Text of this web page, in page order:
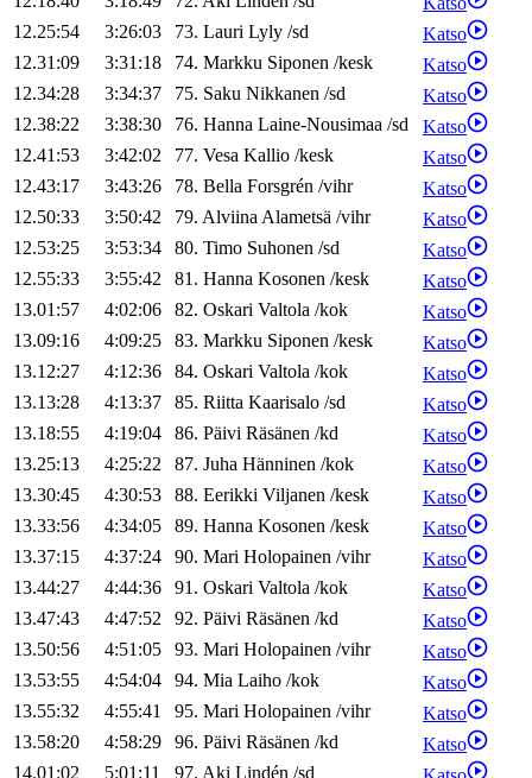
12.25:54
3:26:03 73. Lauri Lyly /sd
Katso
12.31:09
3:31:18 74. Markku Siponen /kesk
Katso
12.34:28
3:34:37 75. Saku Nikkanen /sd
Katso
12.38:22
3:38:30 76. Hanna Laine-Nousimaa /sd
Katso
12.41:53
3:42:02 77. Vesa Kallio /kesk
Katso
12.43:17
3:43:26 78. Bella Forsgrén /vihr
Katso
12.50:33
3:50:42 79. AlviinaAlametsä /vihr
Katso
12.53:25
3:53:34 80. Timo Suhonen /sd
Katso
12.55:33
3:55:42 81. Hanna Kosonen /kesk
Katso
13.01:57
4:02:06 82. Oskari Valtola /kok
Katso
13.09:16
4:09:25 83. Markku Siponen /kesk
Katso
13.12:27
4:12:36 84. Oskari Valtola /kok
Katso
13.13:28
4:13:37 85. Riitta Kaarisalo /sd
Katso
13.18:55
4:19:04 86. Päivi Räsänen /kd
Katso
13.25:13
4:25:22 87. Juha Hänninen /kok
Katso
13.30:45
4:30:53 88. Eerikki Viljanen /kesk
Katso
13.33:56
4:34:05 89. Hanna Kosonen /kesk
Katso
13.37:15
4:37:24 90. Mari Holopainen /vihr
Katso
13.44:27
4:44:36 91. Oskari Valtola /kok
Katso
13.47:43
4:47:52 92. Päivi Räsänen /kd
Katso
13.50:56
4:51:05 93. Mari Holopainen /vihr
Katso
13.53:55
4:54:04 94. Mia Laiho /kok
Katso
13.55:32
4:55:41 95. Mari Holopainen /vihr
Katso
13.58:20
4:58:29 96. Päivi Räsänen /kd
Katso
14.01:02
5:01:11 97. Aki Lindén /sd